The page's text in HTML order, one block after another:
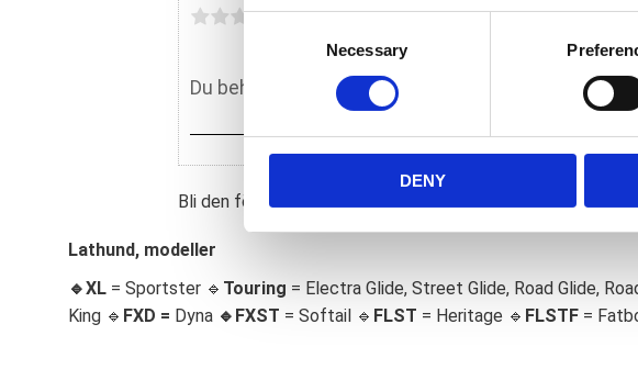
C
S
e
e
c
Necessary
DENY
Du
Bli den första att lämna ett omdöme.
Lathund, modeller
🔹XL = Sportster 🔹 Touring = Electra Glide, Street Glide, Road Glide,
King 🔹 FXD = Dyna 🔹 FXST = Softail 🔹 FLST = Heritage 🔹 FLSTF =